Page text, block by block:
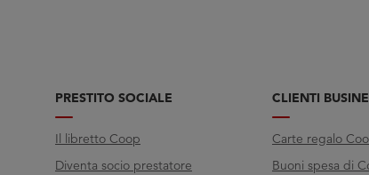
PRESTITO SOCIALE
Il libretto Coop
Diventa socio prestatore
CLIENTI
Carte regalo
Buoni spesa di